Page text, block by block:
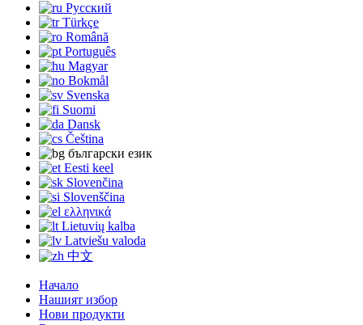
Русский
Türkçe
Română
Português
Magyar
Bokmål
Svenska
Suomi
Dansk
Čeština
български език
Eesti keel
Slovenčina
Slovenščina
ελληνικά
Lietuvių kalba
Latviešu valoda
中文
Начало
Нашият избор
Нови продукти